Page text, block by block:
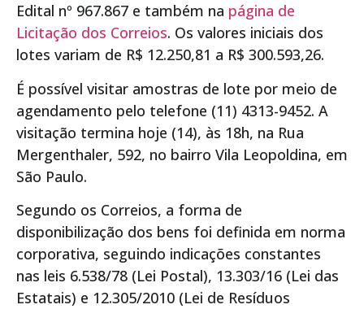
Edital nº 967.867 e também na página de
Licitação dos Correios. Os valores iniciais dos
lotes variam de R$ 12.250,81 a R$ 300.593,26.
É possível visitar amostras de lote por meio de
agendamento pelo telefone (11) 4313-9452. A
visitação termina hoje (14), às 18h, na Rua
Mergenthaler, 592, no bairro Vila Leopoldina, em
São Paulo.
Segundo os Correios, a forma de
disponibilização dos bens foi definida em norma
corporativa, seguindo indicações constantes
nas leis 6.538/78 (Lei Postal), 13.303/16 (Lei das
Estatais) e 12.305/2010 (Lei de Resíduos